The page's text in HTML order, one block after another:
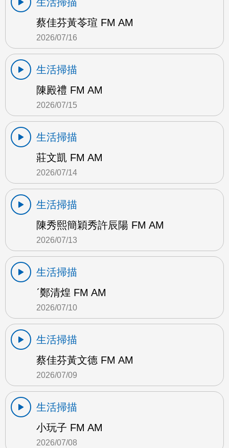
蔡佳芬黃苓瑄 FM AM
2026/07/16
生活掃描
陳殿禮 FM AM
2026/07/15
生活掃描
莊文凱 FM AM
2026/07/14
生活掃描
陳秀熙簡穎秀許辰陽 FM AM
2026/07/13
生活掃描
ˊ鄭清煌 FM AM
2026/07/10
生活掃描
蔡佳芬黃文德 FM AM
2026/07/09
生活掃描
小玩子 FM AM
2026/07/08